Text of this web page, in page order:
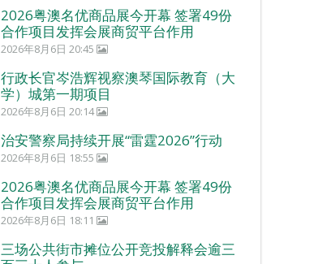
2026粤澳名优商品展今开幕 签署49份
合作项目发挥会展商贸平台作用
2026年8月6日 20:45
行政长官岑浩辉视察澳琴国际教育（大
学）城第一期项目
2026年8月6日 20:14
治安警察局持续开展“雷霆2026”行动
2026年8月6日 18:55
2026粤澳名优商品展今开幕 签署49份
合作项目发挥会展商贸平台作用
2026年8月6日 18:11
三场公共街市摊位公开竞投解释会逾三